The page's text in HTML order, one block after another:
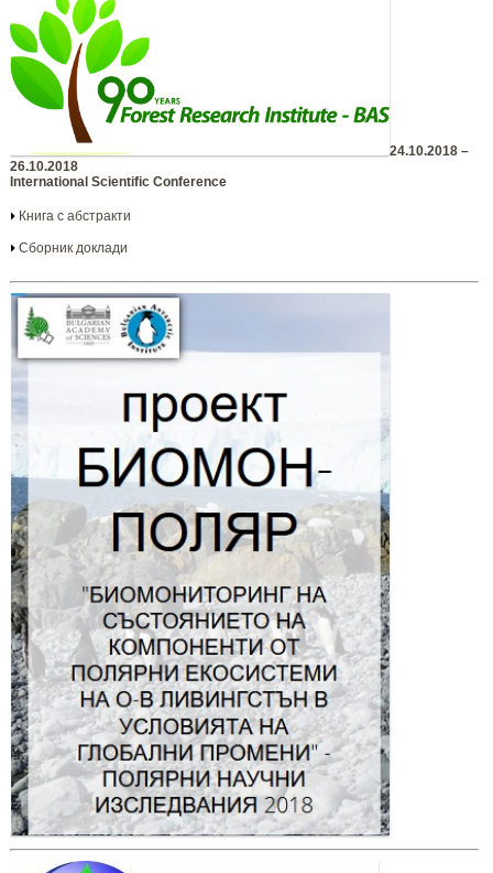
24.10.2018 –
26.10.2018
International Scientific Conference
Книга с абстракти
Сборник доклади